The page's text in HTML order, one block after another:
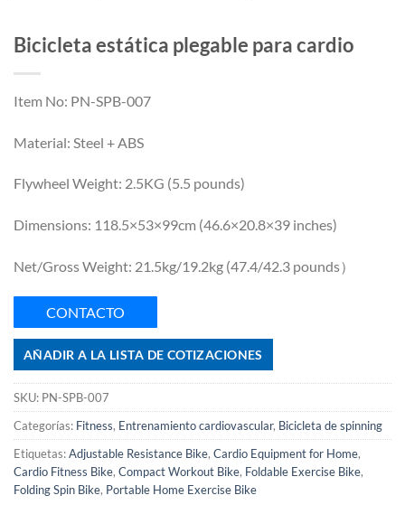
Bicicleta estática plegable para cardio
Item No: PN-SPB-007
Material: Steel + ABS
Flywheel Weight: 2.5KG (5.5 pounds)
Dimensions: 118.5×53×99cm (46.6×20.8×39 inches)
Net/Gross Weight: 21.5kg/19.2kg (47.4/42.3 pounds）
CONTACTO
AÑADIR A LA LISTA DE COTIZACIONES
SKU: PN-SPB-007
Categorías: Fitness, Entrenamiento cardiovascular, Bicicleta de spinning
Etiquetas:Adjustable Resistance Bike, Cardio Equipment for Home,
Cardio Fitness Bike, Compact Workout Bike, Foldable Exercise Bike,
Folding Spin Bike, Portable Home Exercise Bike